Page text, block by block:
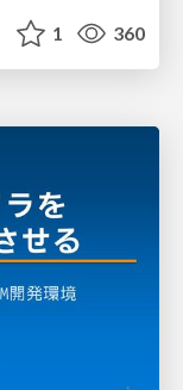
1 360